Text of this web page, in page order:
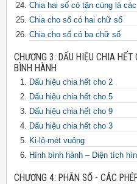
Chia hai số có tận cùng là
Chia cho số có hai chữ số
Chia cho số có ba chữ số
CHƯƠNG 3: DẤU HIỆU CHIA
BÌNH HÀNH
Dấu hiệu chia hết cho 2
Dấu hiệu chia hết cho 5
Dấu hiệu chia hết cho 9
Dấu hiệu chia hết cho 3
Ki-lô-mét vuông
Hình bình hành – Diện tích
CHƯƠNG 4: PHÂN SỐ - CÁC